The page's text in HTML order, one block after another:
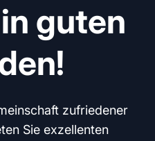
guten
zufriedener
Sie exzellenten